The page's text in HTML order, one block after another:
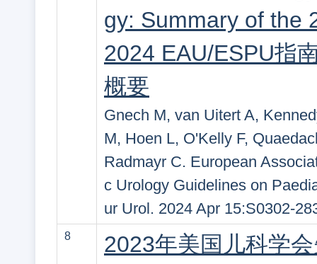
gy: Summary of the
2024 EAU/ESPU指
概要
Gnech M, van Uitert A,
M, Hoen L, O'Kelly F,
Radmayr C. European
c Urology Guidelines on
ur Urol. 2024 Apr 15:S0302-
8
2023年美国儿科学